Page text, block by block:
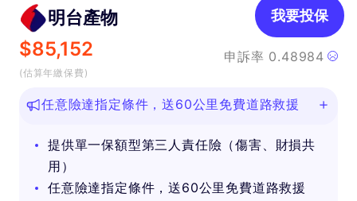
明台產物
$85,152
(估算年繳保費)
申訴率 0.48984
我要投保
任意險達指定條件，送60公里免費道路救援
提供單一保額型第三人責任險（傷害、財損共
用）
任意險達指定條件，送60公里免費道路救援